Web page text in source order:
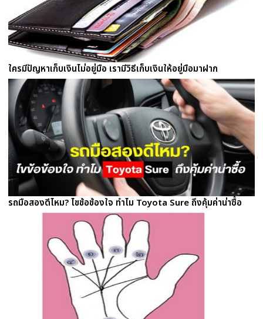
ใครมีปัญหาเก็บเงินไม่อยู่มือ เรามีวิธีเก็บเงินให้อยู่มือมาฝาก
รถมือสองดีไหม? ไขข้อข้องใจ ทำไม Toyota Sure ถึงคุ้มค่าน่าซื้อ